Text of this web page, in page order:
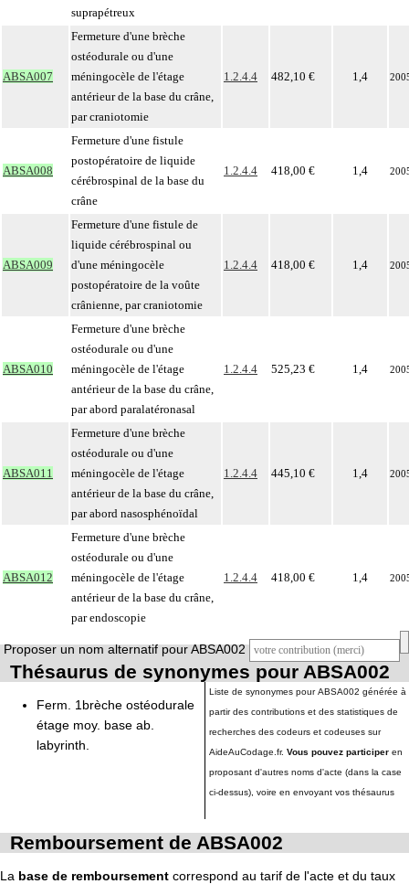
suprapétreux
ABSA007
Fermeture d'une brèche
ostéodurale ou d'une
méningocèle de l'étage
antérieur de la base du crâne,
par craniotomie
1.2.4.4 482,10 € 1,4
ABSA008
Fermeture d'une fistule
postopératoire de liquide
cérébrospinal de la base du
crâne
1.2.4.4 418,00 € 1,4
ABSA009
Fermeture d'une fistule de
liquide cérébrospinal ou
d'une méningocèle
postopératoire de la voûte
crânienne, par craniotomie
1.2.4.4 418,00 € 1,4
ABSA010
Fermeture d'une brèche
ostéodurale ou d'une
méningocèle de l'étage
antérieur de la base du crâne,
par abord paralatéronasal
1.2.4.4 525,23 € 1,4
ABSA011
Fermeture d'une brèche
ostéodurale ou d'une
méningocèle de l'étage
antérieur de la base du crâne,
par abord nasosphénoïdal
1.2.4.4 445,10 € 1,4
ABSA012
Fermeture d'une brèche
ostéodurale ou d'une
méningocèle de l'étage
antérieur de la base du crâne,
par endoscopie
1.2.4.4 418,00 € 1,4
Proposer un nom alternatif pour ABSA002
Thésaurus de synonymes pour ABSA002
Ferm. 1brèche ostéodurale
étage moy. base ab.
labyrinth.
Liste de synonymes pour ABSA002 générée à
partir des contributions et des statistiques de
recherches des codeurs et codeuses sur
AideAuCodage.fr. Vous pouvez participer en
proposant d'autres noms d'acte (dans la case
ci-dessus), voire en envoyant vos thésaurus
Remboursement de ABSA002
La base de remboursement correspond au tarif de l'acte et du taux